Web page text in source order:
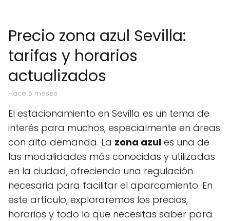
Precio zona azul Sevilla:
tarifas y horarios
actualizados
hace 5 meses
El estacionamiento en Sevilla es un tema de
interés para muchos, especialmente en áreas
con alta demanda. La zona azul es una de
las modalidades más conocidas y utilizadas
en la ciudad, ofreciendo una regulación
necesaria para facilitar el aparcamiento. En
este artículo, exploraremos los precios,
horarios y todo lo que necesitas saber para